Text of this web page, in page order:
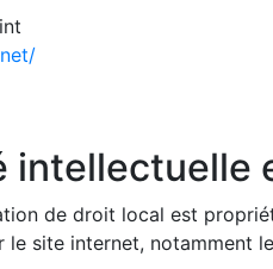
intellectuelle
de droit local est
le site internet, notamment